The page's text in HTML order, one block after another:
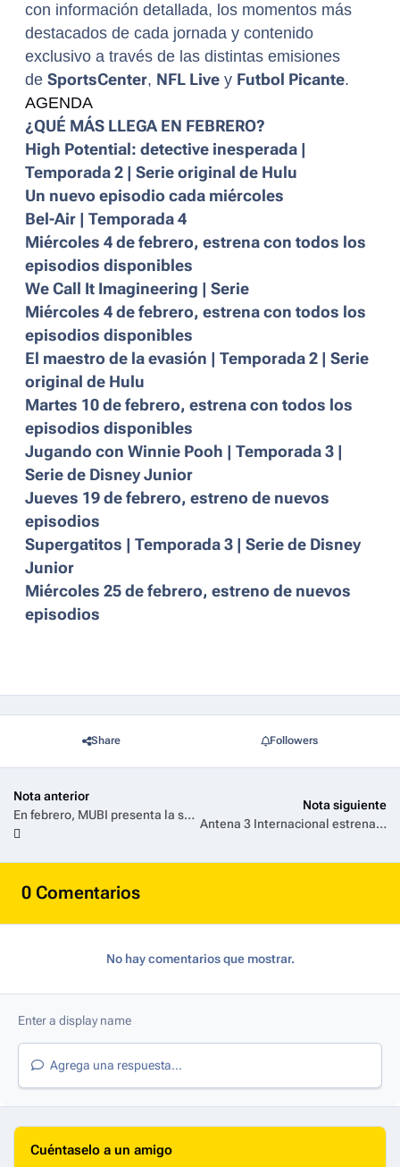
con información detallada, los momentos más
destacados de cada jornada y contenido
exclusivo a través de las distintas emisiones
de SportsCenter, NFL Live y Futbol Picante.
AGENDA
¿QUÉ MÁS LLEGA EN FEBRERO?
High Potential: detective inesperada |
Temporada 2 | Serie original de Hulu
Un nuevo episodio cada miércoles
Bel-Air | Temporada 4
Miércoles 4 de febrero, estrena con todos los
episodios disponibles
We Call It Imagineering | Serie
Miércoles 4 de febrero, estrena con todos los
episodios disponibles
El maestro de la evasión | Temporada 2 | Serie
original de Hulu
Martes 10 de febrero, estrena con todos los
episodios disponibles
Jugando con Winnie Pooh | Temporada 3 |
Serie de Disney Junior
Jueves 19 de febrero, estreno de nuevos
episodios
Supergatitos | Temporada 3 | Serie de Disney
Junior
Miércoles 25 de febrero, estreno de nuevos
episodios
Share Followers
Nota anterior
En febrero, MUBI presenta la serie de Wong Kar Wai, Blossoms Shanghai, el documental No Other Land, y un especial de Jafar Panahi
Nota siguiente
Antena 3 Internacional estrena ‘El Capitán en Japón’, la nueva aventura road trip del exfutbolista Joaquín Sánchez y su familia
0 Comentarios
No hay comentarios que mostrar.
Agrega una respuesta...
Cuéntaselo a un amigo